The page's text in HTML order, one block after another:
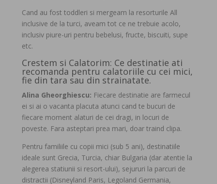
Cand au fost toddleri si mergeam la resorturile All
inclusive de la turci, aveam tot ce ne trebuie acolo,
inclusiv piure-uri pentru bebelusi, fructe, biscuiti, supe
etc.
Crestem si Calatorim: Ce destinatie ati
recomanda pentru calatoriile cu cei mici,
fie din tara sau din strainatate.
Alina Gheorghiescu: Fiecare destinatie are farmecul
ei si ai o vacanta placuta atunci cand te bucuri de
fiecare moment alaturi de cei dragi, in locuri de
poveste. Fara asteptari prea mari, doar traind clipa.
Pentru familiile cu copii mici (sub 5 ani), destinatiile
ideale sunt Grecia, Turcia, chiar Bulgaria (dar atentie la
alegerea statiunii si resort-ului), sejururi la parcuri de
distractii (Disneyland Paris, Legoland Germania,